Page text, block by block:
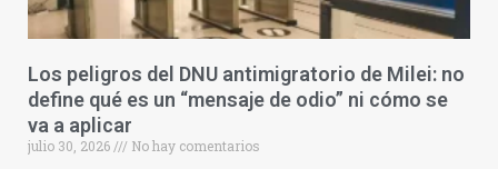
Los peligros del DNU antimigratorio de Milei: no
define qué es un “mensaje de odio” ni cómo se
va a aplicar
julio 30, 2026
No hay comentarios